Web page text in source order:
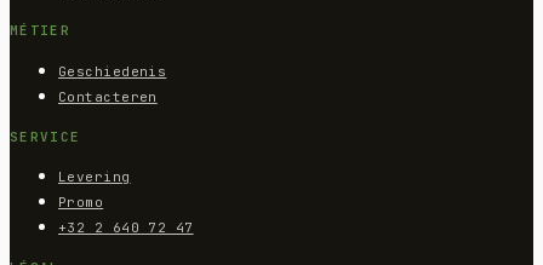
MÉTIER
Geschiedenis
Contacteren
SERVICE
Levering
Promo
+32 2 640 72 47